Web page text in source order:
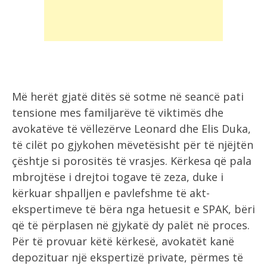
Më herët gjatë ditës së sotme në seancë pati
tensione mes familjarëve të viktimës dhe
avokatëve të vëllezërve Leonard dhe Elis Duka,
të cilët po gjykohen mëvetësisht për të njëjtën
çështje si porositës të vrasjes. Kërkesa që pala
mbrojtëse i drejtoi togave të zeza, duke i
kërkuar shpalljen e pavlefshme të akt-
ekspertimeve të bëra nga hetuesit e SPAK, bëri
që të përplasen në gjykatë dy palët në proces.
Për të provuar këtë kërkesë, avokatët kanë
depozituar një ekspertizë private, përmes të